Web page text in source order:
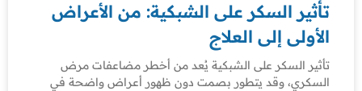
تأثير السكر على الشبكية: من الأعراض
الأولى إلى العلاج
تأثير السكر على الشبكية يُعد من أخطر مضاعفات مرض
السكري، وقد يتطور بصمت دون ظهور أعراض واضحة في